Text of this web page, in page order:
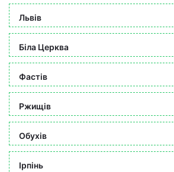
Львів
Біла Церква
Фастів
Ржищів
Обухів
Ірпінь